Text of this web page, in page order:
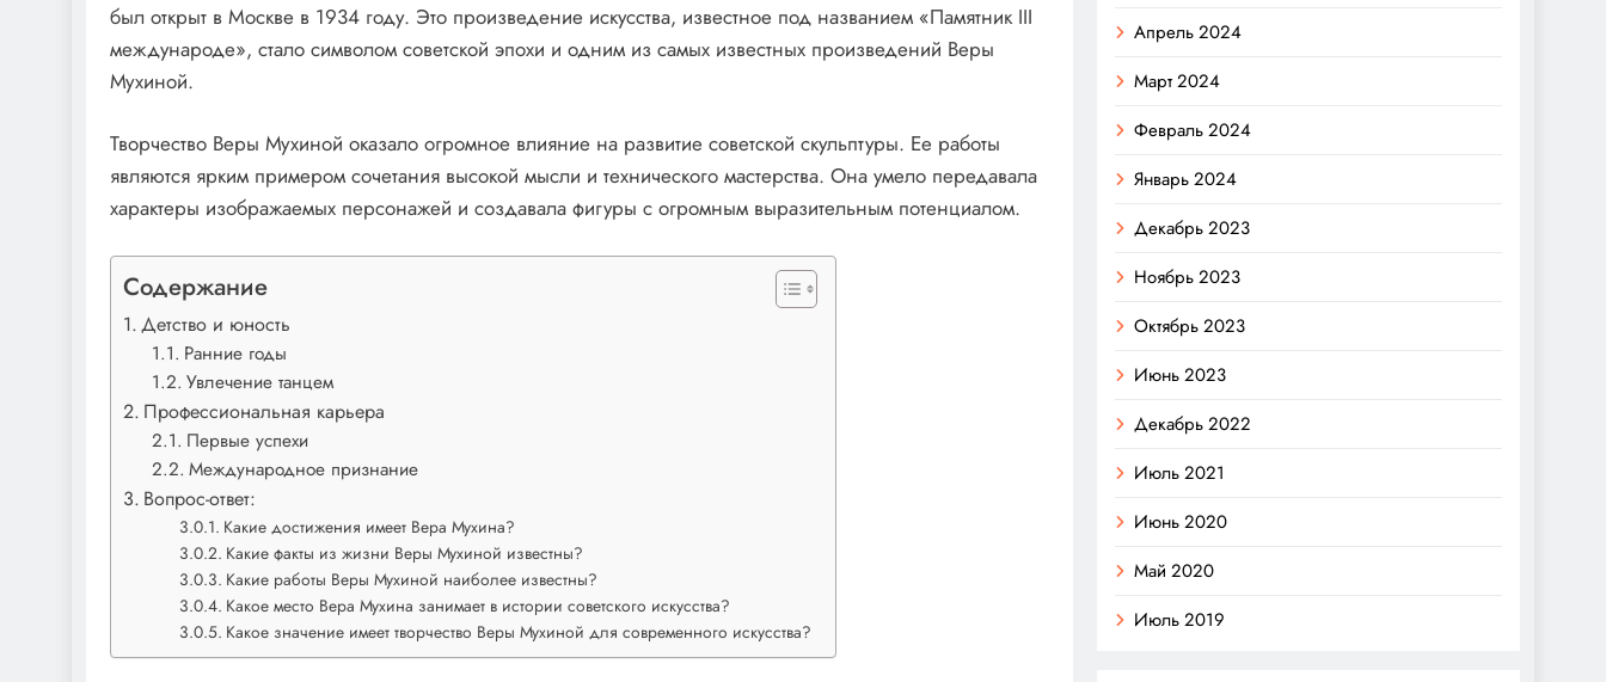
был открыт в Москве в 1934 году. Это произведение искусства, известное под названием «Памятник III
международе», стало символом советской эпохи и одним из самых известных произведений Веры
Мухиной.
Творчество Веры Мухиной оказало огромное влияние на развитие советской скульптуры. Ее работы
являются ярким примером сочетания высокой мысли и технического мастерства. Она умело передавала
характеры изображаемых персонажей и создавала фигуры с огромным выразительным потенциалом.
Содержание
Детство и юность
Ранние годы
Увлечение танцем
Профессиональная карьера
Первые успехи
Международное признание
Вопрос-ответ:
Какие достижения имеет Вера Мухина?
Какие факты из жизни Веры Мухиной известны?
Какие работы Веры Мухиной наиболее известны?
Какое место Вера Мухина занимает в истории советского искусства?
Какое значение имеет творчество Веры Мухиной для современного искусства?
Апрель 2024
Март 2024
Февраль 2024
Январь 2024
Декабрь 2023
Ноябрь 2023
Октябрь 2023
Июнь 2023
Декабрь 2022
Июль 2021
Июнь 2020
Май 2020
Июль 2019